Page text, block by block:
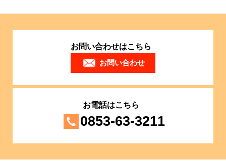
お問い合わせはこちら
お問い合わせ
お電話はこちら
0853-63-3211